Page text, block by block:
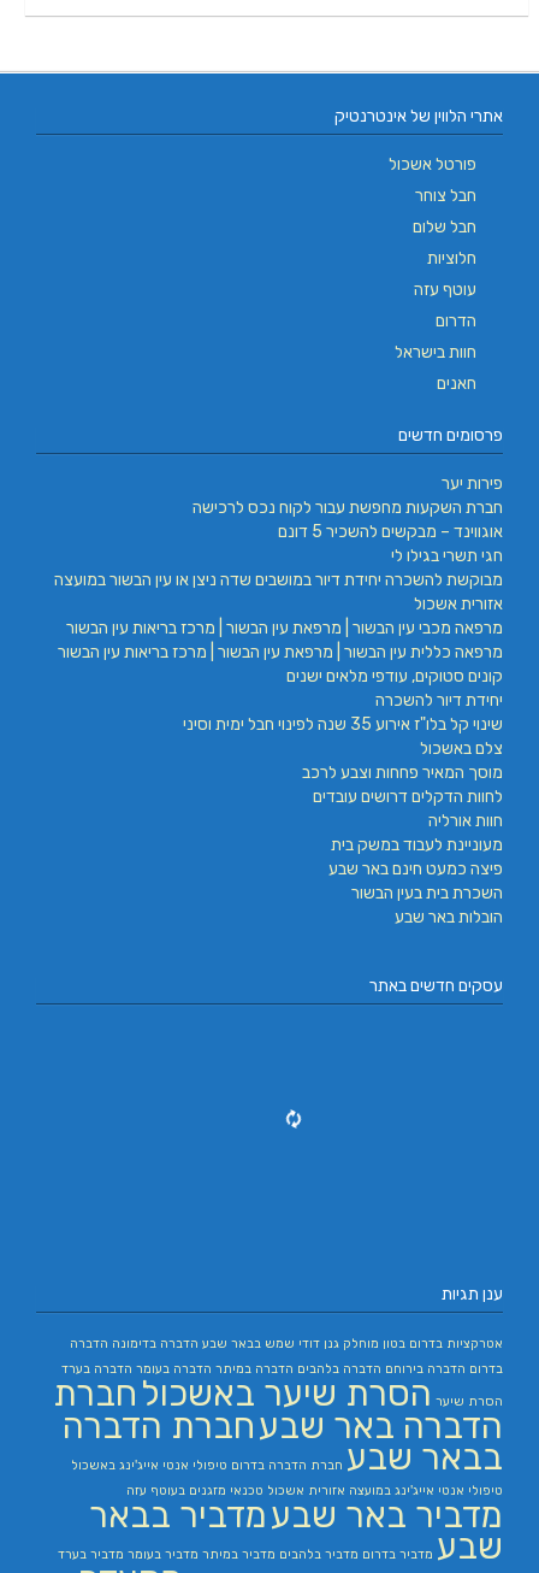
אתרי הלווין של אינטרנטיק
פורטל אשכול
חבל צוחר
חבל שלום
חלוציות
עוטף עזה
הדרום
חוות בישראל
חאנים
פרסומים חדשים
פירות יער
חברת השקעות מחפשת עבור לקוח נכס לרכישה
אוגווינד – מבקשים להשכיר 5 דונם
חגי תשרי בגילו לי
מבוקשת להשכרה יחידת דיור במושבים שדה ניצן או עין הבשור במועצה
אזורית אשכול
מרפאה מכבי עין הבשור | מרפאת עין הבשור | מרכז בריאות עין הבשור
מרפאה כללית עין הבשור | מרפאת עין הבשור | מרכז בריאות עין הבשור
קונים סטוקים, עודפי מלאים ישנים
יחידת דיור להשכרה
שינוי קל בלו"ז אירוע 35 שנה לפינוי חבל ימית וסיני
צלם באשכול
מוסך המאיר פחחות וצבע לרכב
לחוות הדקלים דרושים עובדים
חוות אורליה
מעוניינת לעבוד במשק בית
פיצה כמעט חינם באר שבע
השכרת בית בעין הבשור
הובלות באר שבע
עסקים חדשים באתר
ענן תגיות
אטרקציות בדרום בטון מוחלק גנן דודי שמש בבאר שבע הדברה בדימונה הדברה
בדרום הדברה בירוחם הדברה בלהבים הדברה במיתר הדברה בעומר הדברה בערד
הסרת שיער הסרת שיער באשכול חברת
הדברה באר שבעחברת הדברה
בבאר שבע חברת הדברה בדרום טיפולי אנטי אייג'ינג באשכול
טיפולי אנטי אייג'ינג במועצה אזורית אשכול טכנאי מזגנים בעוטף עזה
מדביר באר שבעמדביר בבאר
שבע מדביר בדרום מדביר בלהבים מדביר במיתר מדביר בעומר מדביר בערד